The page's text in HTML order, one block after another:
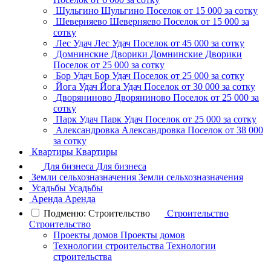
Шульгино Шульгино Поселок от 15 000 за сотку
Шеверняево Шеверняево Поселок от 15 000 за
сотку
Лес Удач Лес Удач Поселок от 45 000 за сотку
Домнинские Дворики Домнинские Дворики
Поселок от 25 000 за сотку
Бор Удач Бор Удач Поселок от 25 000 за сотку
Йога Удач Йога Удач Поселок от 30 000 за сотку
Дворяниново Дворяниново Поселок от 25 000 за
сотку
Парк Удач Парк Удач Поселок от 25 000 за сотку
Александровка Александровка Поселок от 38 000
за сотку
Квартиры Квартиры
Для бизнеса Для бизнеса
Земли сельхозназначения Земли сельхозназначения
Усадьбы Усадьбы
Аренда Аренда
Подменю: Строительство
Строительство
Строительство
Проекты домов Проекты домов
Технологии строительства Технологии
строительства